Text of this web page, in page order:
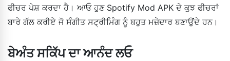
ਫੀਚਰ ਪੇਸ਼ ਕਰਦਾ ਹੈ। ਆਓ ਹੁਣ Spotify Mod APK ਦੇ ਕੁਝ ਫੀਚਰਾਂ
ਬਾਰੇ ਗੱਲ ਕਰੀਏ ਜੋ ਸੰਗੀਤ ਸਟ੍ਰੀਮਿੰਗ ਨੂੰ ਬਹੁਤ ਮਜ਼ੇਦਾਰ ਬਣਾਉਂਦੇ ਹਨ।
ਬੇਅੰਤ ਸਕਿੱਪ ਦਾ ਆਨੰਦ ਲਓ